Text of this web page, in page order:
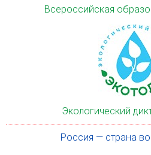
Всероссийская
Экологический
Россия — страна